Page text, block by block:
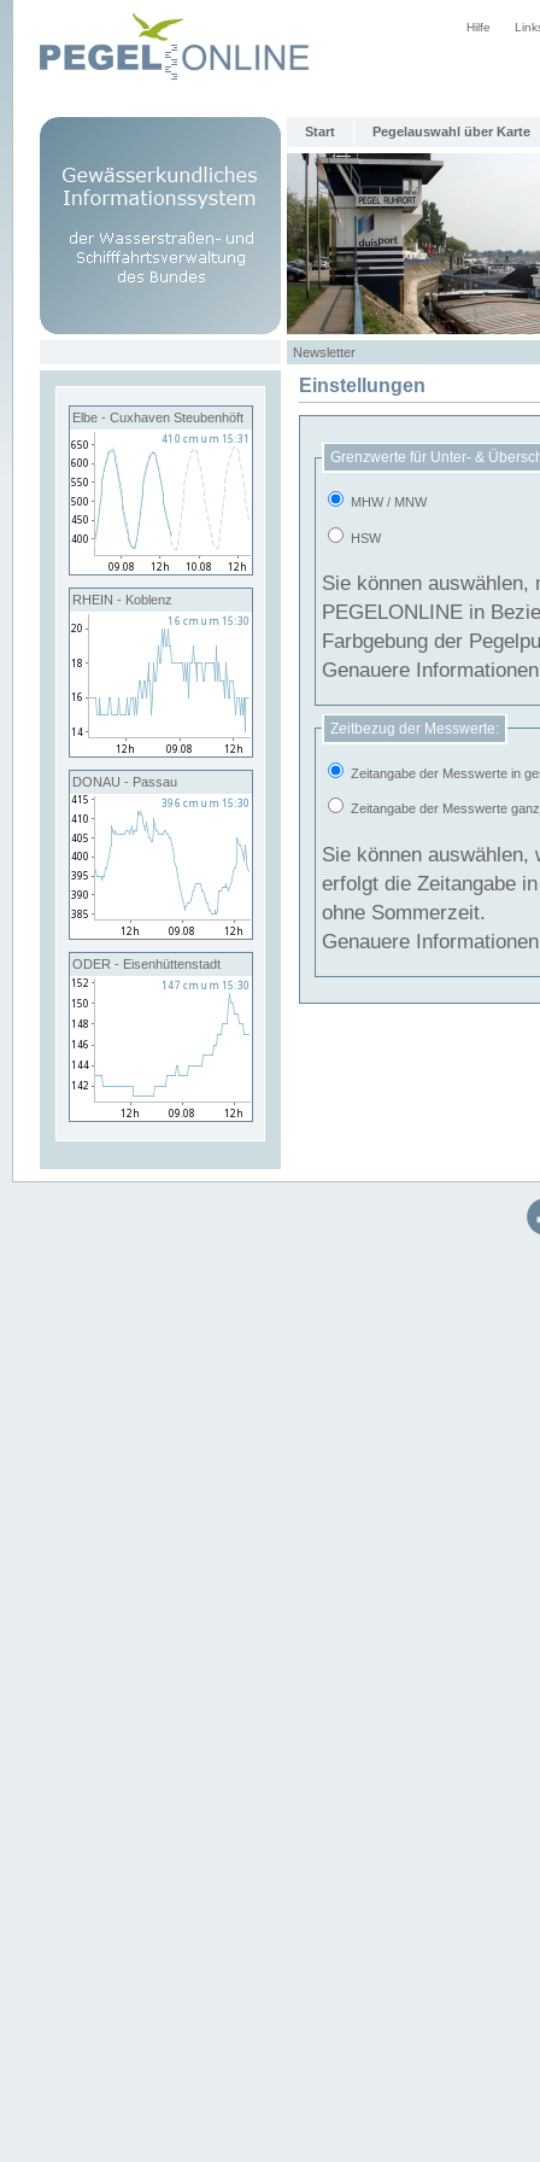
Hilfe
Start Pegelauswahl über Karte
Newsletter
Elbe - Cuxhaven Steubenhöft
RHEIN - Koblenz
DONAU - Passau
ODER - Eisenhüttenstadt
Einstellungen
Grenzwerte für Unter- &
MHW / MNW
HSW
Sie können
PEGELONLINE in Beziehung
Farbgebung der
Genauere
Zeitbezug der Messwerte:
Zeitangabe der Messwerte in
Zeitangabe der Messwerte
Sie können auswählen,
erfolgt die Zeitangabe
ohne Sommerzeit.
Genauere